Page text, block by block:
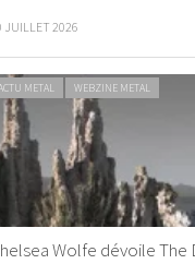
JUILLET 2026
METAL WEBZINE METAL
Wolfe dévoile The